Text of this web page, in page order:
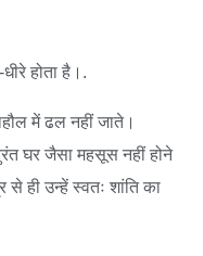
होता है।.
में ढल नहीं जाते।
घर जैसा महसूस नहीं होने
से ही उन्हें स्वतः शांति का